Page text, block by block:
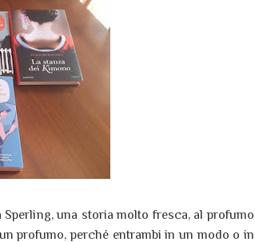
una storia molto fresca, al profumo
profumo, perché entrambi in un modo o in